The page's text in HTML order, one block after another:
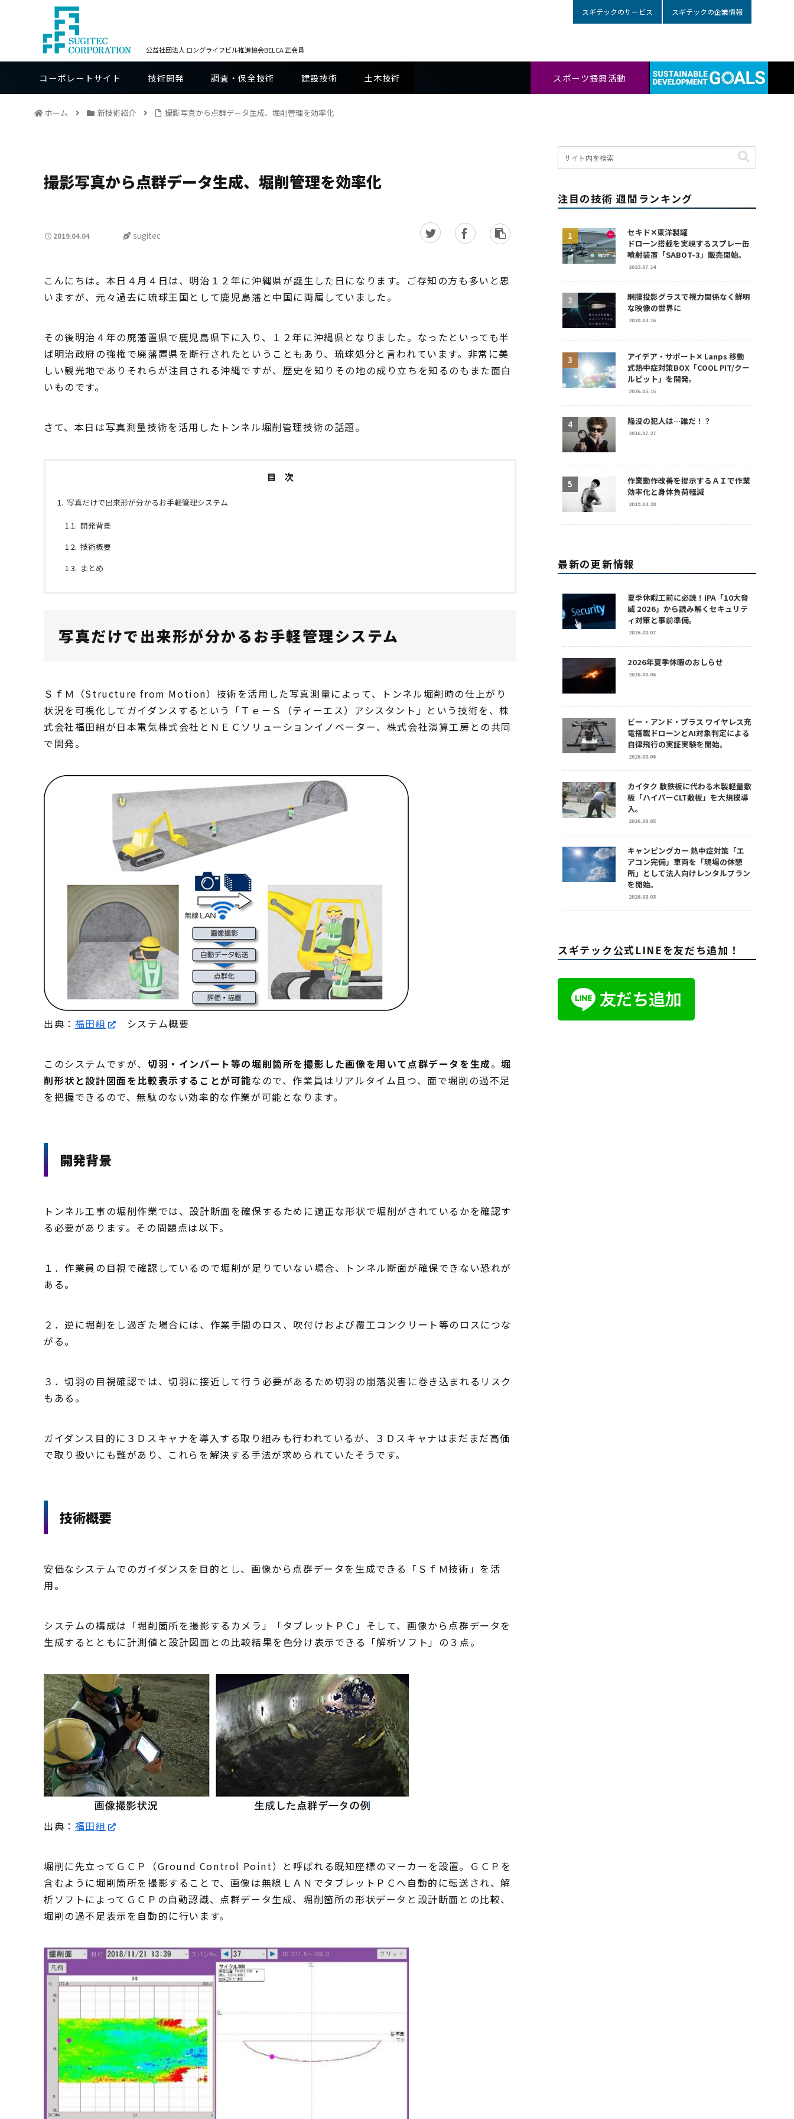
公益社団法人 ロングライフビル推進協会BELCA 正会員
スギテックのサービス スギテックの企業情報
コーポレートサイト 技術開発 調査・保全技術 建設技術 土木技術 スポーツ振興活動
ホーム 新技術紹介 撮影写真から点群データ生成、堀削管理を効率化
撮影写真から点群データ生成、堀削管理を効率化
2019.04.04 sugitec
こんにちは。本日４月４日は、明治１２年に沖縄県が誕生した日になります。ご存知の方も多いと思
いますが、元々過去に琉球王国として鹿児島藩と中国に両属していました。
その後明治４年の廃藩置県で鹿児島県下に入り、１２年に沖縄県となりました。なったといっても半
ば明治政府の強権で廃藩置県を断行されたということもあり、琉球処分と言われています。非常に美
しい観光地でありそれらが注目される沖縄ですが、歴史を知りその地の成り立ちを知るのもまた面白
いものです。
さて、本日は写真測量技術を活用したトンネル堀削管理技術の話題。
目 次
写真だけで出来形が分かるお手軽管理システム
開発背景
技術概要
まとめ
写真だけで出来形が分かるお手軽管理システム
ＳｆＭ（Structure from Motion）技術を活用した写真測量によって、トンネル堀削時の仕上がり
状況を可視化してガイダンスするという「Ｔｅ－Ｓ（ティーエス）アシスタント」という技術を、株
式会社福田組が日本電気株式会社とＮＥＣソリューションイノベーター、株式会社演算工房との共同
で開発。
出典： 福田組 システム概要
このシステムですが、 切羽・インバート等の堀削箇所を撮影した画像を用いて点群データを生成。堀
削形状と設計図面を比較表示することが可能なので、作業員はリアルタイム且つ、面で堀削の過不足
を把握できるので、無駄のない効率的な作業が可能となります。
開発背景
トンネル工事の堀削作業では、設計断面を確保するために適正な形状で堀削がされているかを確認す
る必要があります。その問題点は以下。
１．作業員の目視で確認しているので堀削が足りていない場合、トンネル断面が確保できない恐れが
ある。
２．逆に堀削をし過ぎた場合には、作業手間のロス、吹付けおよび覆工コンクリート等のロスにつな
がる。
３．切羽の目視確認では、切羽に接近して行う必要があるため切羽の崩落災害に巻き込まれるリスク
もある。
ガイダンス目的に３Ｄスキャナを導入する取り組みも行われているが、３Ｄスキャナはまだまだ高価
で取り扱いにも難があり、これらを解決する手法が求められていたそうです。
技術概要
安価なシステムでのガイダンスを目的とし、画像から点群データを生成できる「ＳｆＭ技術」を活
用。
システムの構成は「堀削箇所を撮影するカメラ」「タブレットＰＣ」そして、画像から点群データを
生成するとともに計測値と設計図面との比較結果を色分け表示できる「解析ソフト」の３点。
出典： 福田組
堀削に先立ってＧＣＰ（Ground Control Point）と呼ばれる既知座標のマーカーを設置。ＧＣＰを
含むように堀削箇所を撮影することで、画像は無線ＬＡＮでタブレットＰＣへ自動的に転送され、解
析ソフトによってＧＣＰの自動認識、点群データ生成、堀削箇所の形状データと設計断面との比較、
堀削の過不足表示を自動的に行います。
注目の技術 週間ランキング
セキド✕東洋製罐
ドローン搭載を実現するスプレー缶
噴射装置「SABOT-3」販売開始。
2023.07.14
網膜投影グラスで視力関係なく鮮明
な映像の世界に
2020.03.16
アイデア・サポート✕ Lanps 移動
式熱中症対策BOX「COOL PIT/クー
ルピット」を開発。
2026.05.15
陥没の犯人は…誰だ！？
2016.07.27
作業動作改善を提示するＡＩで作業
効率化と身体負荷軽減
2019.03.28
最新の更新情報
夏季休暇工前に必読！IPA「10大脅
威 2026」から読み解くセキュリテ
ィ対策と事前準備。
2026.08.07
2026年夏季休暇のおしらせ
2026.08.06
ビー・アンド・プラス ワイヤレス充
電搭載ドローンとAI対象判定による
自律飛行の実証実験を開始。
2026.08.06
カイタク 敷鉄板に代わる木製軽量敷
板「ハイパーCLT敷板」を大規模導
入。
2026.08.05
キャンピングカー 熱中症対策「エ
アコン完備」車両を「現場の休憩
所」として法人向けレンタルプラン
を開始。
2026.08.03
スギテック公式LINEを友だち追加！